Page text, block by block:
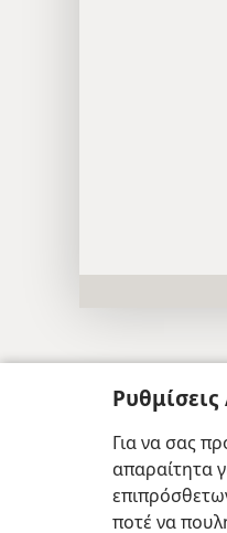
Για να σας
απαραίτητα
ποτέ να